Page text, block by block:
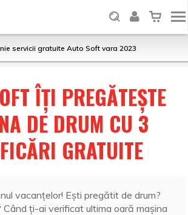
servicii gratuite Auto Soft vara 2023
ÎȚI PREGĂTEȘTE
DE DRUM CU 3
GRATUITE
vacanțelor! Ești pregătit de drum?
Când ți-ai verificat ultima oară mașina